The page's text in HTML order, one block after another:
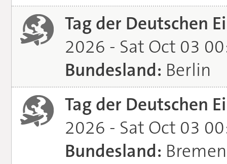
Tag der Deutschen
2026 - Sat Oct 03
Bundesland: Berlin
Tag der Deutschen
2026 - Sat Oct 03
Bundesland: Bremen